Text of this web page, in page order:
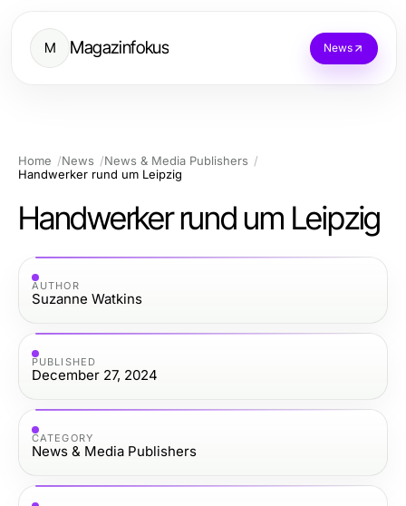
M Magazinfokus News
Home News
News & Media Publishers
Handwerker rund um Leipzig
Handwerker rund um Leipzig
AUTHOR
Suzanne Watkins
PUBLISHED
December 27, 2024
CATEGORY
News & Media Publishers